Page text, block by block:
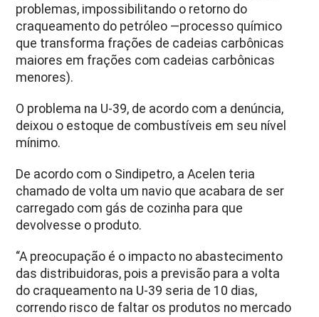
problemas, impossibilitando o retorno do
craqueamento do petróleo —processo químico
que transforma frações de cadeias carbônicas
maiores em frações com cadeias carbônicas
menores).
O problema na U-39, de acordo com a denúncia,
deixou o estoque de combustíveis em seu nível
mínimo.
De acordo com o Sindipetro, a Acelen teria
chamado de volta um navio que acabara de ser
carregado com gás de cozinha para que
devolvesse o produto.
“A preocupação é o impacto no abastecimento
das distribuidoras, pois a previsão para a volta
do craqueamento na U-39 seria de 10 dias,
correndo risco de faltar os produtos no mercado